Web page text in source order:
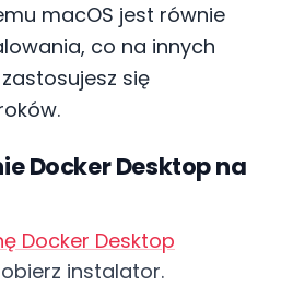
macOS jest równie
co na innych
się
Docker Desktop na
Docker Desktop
instalator.